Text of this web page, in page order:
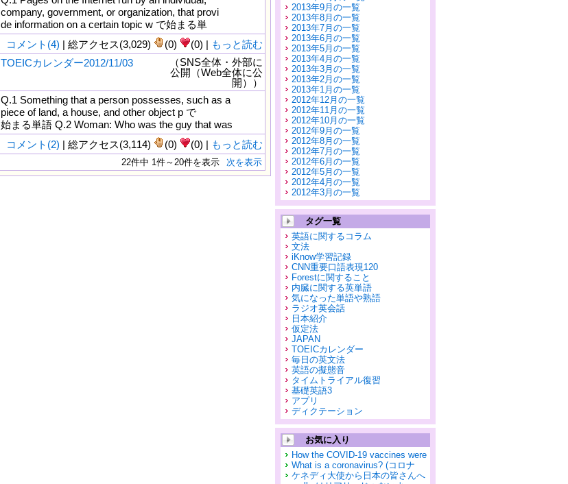
company, government, or organization, that provi
de information on a certain topic w で始まる単
コメント(4) | 総アクセス(3,029) (0) (0) | もっと読む
TOEICカレンダー2012/11/03
（SNS全体・外部に
公開（Web全体に公
開））
Q.1 Something that a person possesses, such as a
piece of land, a house, and other object p で
始まる単語 Q.2 Woman: Who was the guy that was
コメント(2) | 総アクセス(3,114) (0) (0) | もっと読む
22件中 1件～20件を表示 次を表示
2013年9月の一覧
2013年8月の一覧
2013年7月の一覧
2013年6月の一覧
2013年5月の一覧
2013年4月の一覧
2013年3月の一覧
2013年2月の一覧
2013年1月の一覧
2012年12月の一覧
2012年11月の一覧
2012年10月の一覧
2012年9月の一覧
2012年8月の一覧
2012年7月の一覧
2012年6月の一覧
2012年5月の一覧
2012年4月の一覧
2012年3月の一覧
タグ一覧
英語に関するコラム
文法
iKnow学習記録
CNN重要口語表現120
Forestに関すること
内臓に関する英単語
気になった単語や熟語
ラジオ英会話
日本紹介
仮定法
JAPAN
TOEICカレンダー
毎日の英文法
英語の擬態音
タイムトライアル復習
基礎英語3
アプリ
ディクテーション
お気に入り
How the COVID-19 vaccines were
What is a coronavirus? (コロナ
ケネディ大使から日本の皆さんへ